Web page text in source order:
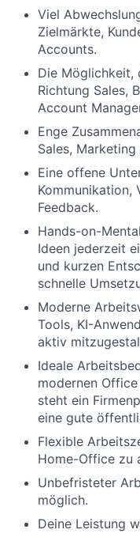
Viel
Zielmärkte,
Accounts.
Die Möglichkeit,
Richtung Sales,
Account
Enge
Sales,
Eine offene
Kommunikation,
Feedback.
Hands-on-
Ideen jederzeit
und kurzen
schnelle
Moderne
Tools, KI-
aktiv
Ideale
modernen
steht ein
eine gute
Flexible
Home-Office zu
Unbefristeter
möglich.
Deine Leistung